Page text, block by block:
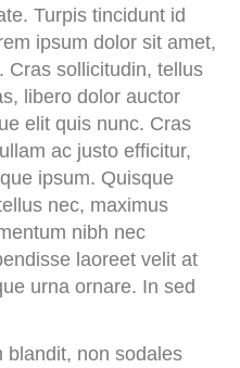
Turpis tincidunt id
ipsum dolor sit amet,
Cras sollicitudin, tellus
libero dolor auctor
elit quis nunc. Cras
ac justo efficitur,
ipsum. Quisque
nec, maximus
nibh nec
laoreet velit at
urna ornare. In sed
blandit, non sodales